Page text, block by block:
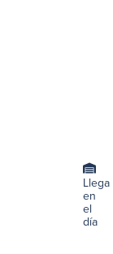
Llega
en
el
día